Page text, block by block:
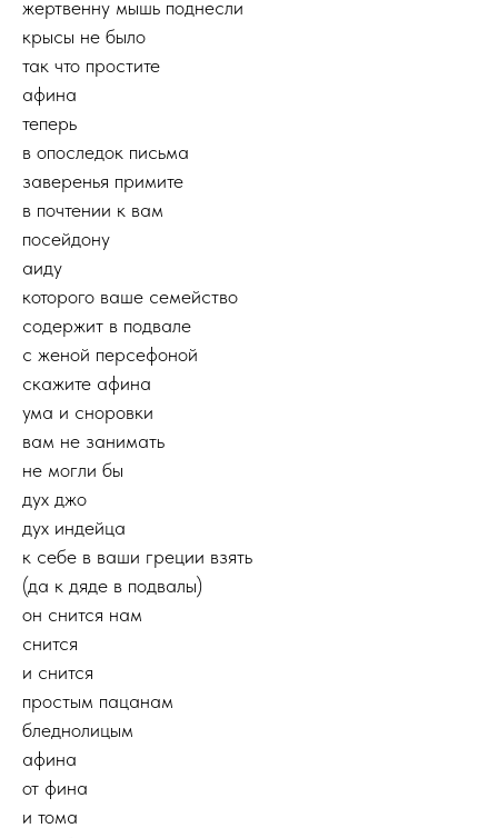
жертвенну мышь поднесли
крысы не было
так что простите
афина
теперь
в опоследок письма
заверенья примите
в почтении к вам
посейдону
аиду
которого ваше семейство
содержит в подвале
с женой персефоной
скажите афина
ума и сноровки
вам не занимать
не могли бы
дух джо
дух индейца
к себе в ваши греции взять
(да к дяде в подвалы)
он снится нам
снится
и снится
простым пацанам
бледнолицым
афина
от фина
и тома